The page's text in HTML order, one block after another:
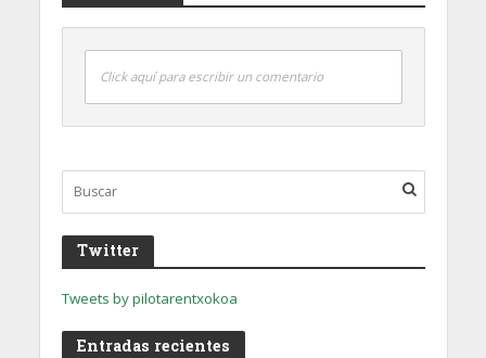
Click aquí para escribir un comentario
Twitter
Tweets by pilotarentxokoa
Entradas recientes